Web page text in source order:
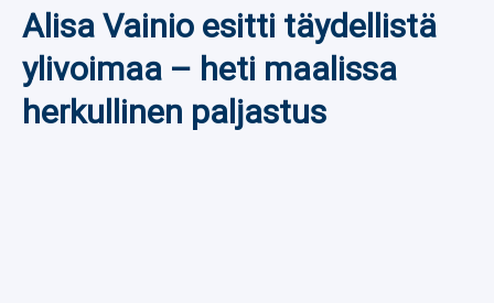
Jalkapallo
Yleisurheilu
Alisa Vainio esitti täydellistä
ylivoimaa – heti maalissa
herkullinen paljastus